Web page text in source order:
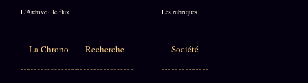
L'Archive · le flux
La Chrono Recherche
Les rubriques
Société